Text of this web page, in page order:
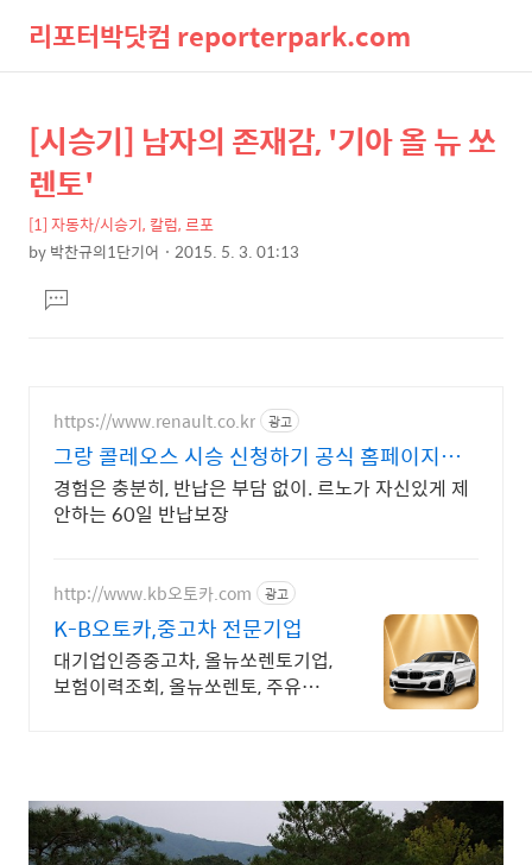
리포터박닷컴 reporterpark.com
색
뉴
상
세
컨
텐
본
문
제
목
[시승기] 남자의 존재감, '기아 올 뉴 쏘
렌토'
[1] 자동차/시승기, 칼럼, 르포
by박찬규의1단기어 2015. 5. 3. 01:13
문댓
글
https://www.renault.co.kr 광고
그랑 콜레오스 시승 신청하기 공식 홈페이지에
서 만나보세요
경험은 충분히, 반납은 부담 없이. 르노가 자신있게 제
안하는 60일 반납보장
http://www.kb오토카.com 광고
K-B오토카,중고차 전문기업
대기업인증중고차, 올뉴쏘렌토기업,
보험이력조회, 올뉴쏘렌토, 주유권